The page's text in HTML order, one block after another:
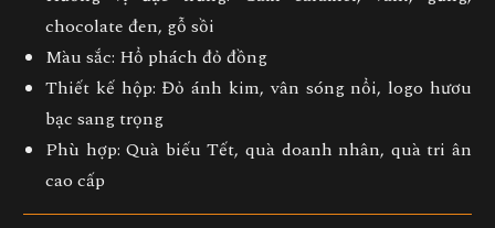
chocolate đen, gỗ sồi
Màu sắc: Hổ phách đỏ đồng
Thiết kế hộp: Đỏ ánh kim, vân sóng nổi, logo hươu
bạc sang trọng
Phù hợp: Quà biếu Tết, quà doanh nhân, quà tri ân
cao cấp